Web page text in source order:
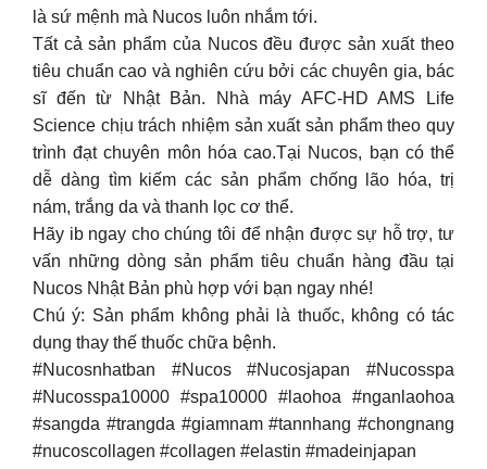
là sứ mệnh mà Nucos luôn nhắm tới.
Tất cả sản phẩm của Nucos đều được sản xuất theo
tiêu chuẩn cao và nghiên cứu bởi các chuyên gia, bác
sĩ đến từ Nhật Bản. Nhà máy AFC-HD AMS Life
Science chịu trách nhiệm sản xuất sản phẩm theo quy
trình đạt chuyên môn hóa cao.Tại Nucos, bạn có thể
dễ dàng tìm kiếm các sản phẩm chống lão hóa, trị
nám, trắng da và thanh lọc cơ thể.
Hãy ib ngay cho chúng tôi để nhận được sự hỗ trợ, tư
vấn những dòng sản phẩm tiêu chuẩn hàng đầu tại
Nucos Nhật Bản phù hợp với bạn ngay nhé!
Chú ý: Sản phẩm không phải là thuốc, không có tác
dụng thay thế thuốc chữa bệnh.
#Nucosnhatban #Nucos #Nucosjapan #Nucosspa
#Nucosspa10000 #spa10000 #laohoa #nganlaohoa
#sangda #trangda #giamnam #tannhang #chongnang
#nucoscollagen #collagen #elastin #madeinjapan